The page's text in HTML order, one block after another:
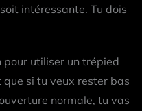
intéressante. Tu dois
pour utiliser un trépied
que si tu veux rester bas
normale, tu vas